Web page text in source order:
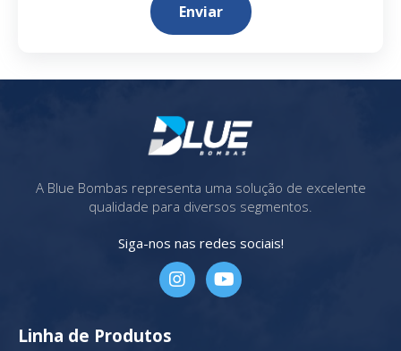
Enviar
A Blue Bombas representa uma solução de excelente
qualidade para diversos segmentos.
Siga-nos nas redes sociais!
Linha de Produtos